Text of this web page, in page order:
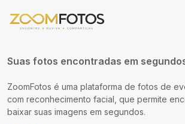
Suas fotos encontradas em
ZoomFotos é uma plataforma de fotos de
com reconhecimento facial, que permite
baixar suas imagens em segundos.